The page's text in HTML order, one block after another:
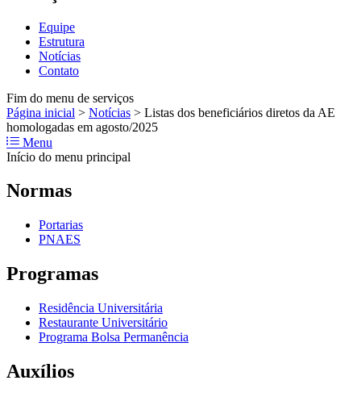
Equipe
Estrutura
Notícias
Contato
Fim do menu de serviços
Página inicial > Notícias > Listas dos beneficiários diretos da AE
homologadas em agosto/2025
Menu
Início do menu principal
Normas
Portarias
PNAES
Programas
Residência Universitária
Restaurante Universitário
Programa Bolsa Permanência
Auxílios